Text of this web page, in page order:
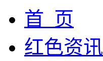
首 页
红色资讯